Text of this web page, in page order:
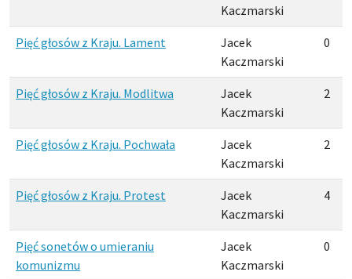
Kaczmarski
Pięć głosów z Kraju. Lament
Jacek
Kaczmarski
0
Pięć głosów z Kraju. Modlitwa
Jacek
Kaczmarski
2
Pięć głosów z Kraju. Pochwała
Jacek
Kaczmarski
2
Pięć głosów z Kraju. Protest
Jacek
Kaczmarski
4
Pięć sonetów o umieraniu
komunizmu
Jacek
Kaczmarski
0